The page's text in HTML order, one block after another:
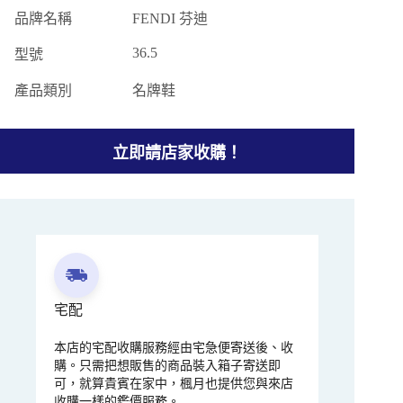
品牌名稱 FENDI 芬迪
型號 36.5
產品類別 名牌鞋
立即請店家收購！
宅配
本店的宅配收購服務經由宅急便寄送後、收
購。只需把想販售的商品裝入箱子寄送即
可，就算貴賓在家中，楓月也提供您與來店